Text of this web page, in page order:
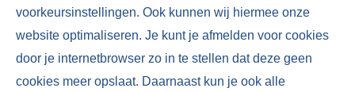
voorkeursinstellingen. Ook kunnen wij hiermee onze
website optimaliseren. Je kunt je afmelden voor cookies
door je internetbrowser zo in te stellen dat deze geen
cookies meer opslaat. Daarnaast kun je ook alle